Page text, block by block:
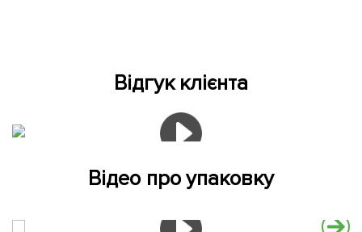
Відгук клієнта
Відео про упаковку